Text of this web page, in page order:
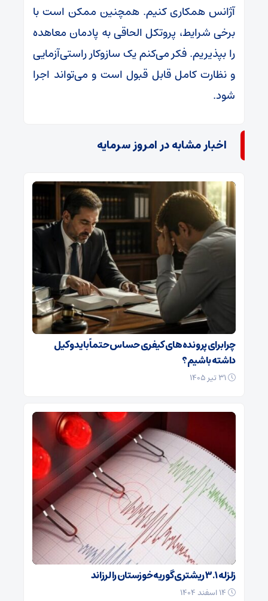
آژانس همکاری کنیم. همچنین ممکن است با
برخی شرایط، پروتکل الحاقی به پادمان معاهده
را بپذیریم. فکر می‌کنم یک سازوکار راستی‌آزمایی
و نظارت کامل قابل قبول است و می‌تواند اجرا
شود.
اخبار مشابه در امروز سرمایه
چرا برای پرونده‌های کیفری حساس حتماً باید وکیل
داشته باشیم؟
زلزله ۳.۱ ریشتری گوریه خوزستان را لرزاند